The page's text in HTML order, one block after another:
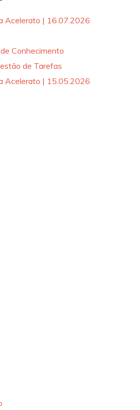
Acelerato | 16.07.2026
Conhecimento
de Tarefas
Acelerato | 15.05.2026